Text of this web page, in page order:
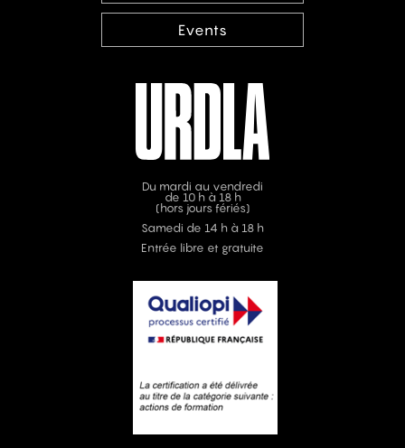
Events
Du mardi au vendredi
de 10 h à 18 h
(hors jours fériés)
Samedi de 14 h à 18 h
Entrée libre et gratuite